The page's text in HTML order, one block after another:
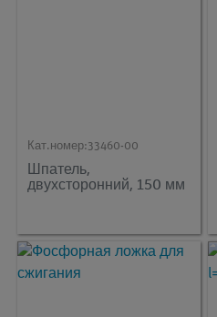
Кат.номер:33460-00
Шпатель,
двухсторонний, 150 мм